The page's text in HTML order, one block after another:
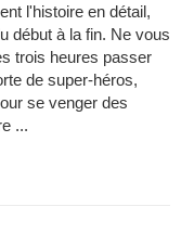
l'histoire en détail,
début à la fin. Ne vous
trois heures passer
de super-héros,
se venger des
...